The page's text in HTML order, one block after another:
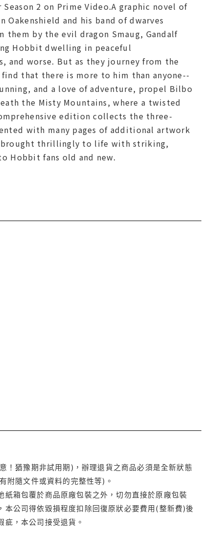
2 on Prime Video.A graphic novel of
and his band of dwarves
by the evil dragon Smaug, Gandalf
Hobbit dwelling in peaceful
and worse. But as they journey from the
that there is more to him than anyone--
and a love of adventure, propel Bilbo
the Misty Mountains, where a twisted
edition collects the three-
with many pages of additional artwork
brought thrillingly to life with striking,
Hobbit fans old and new.
！猶豫期非試用期)，辦理退貨之商品必須是全新狀態
附隨文件或資料的完整性等)。
箱包覆於商品原廠包裝之外，切勿直接於原廠包裝
公司得依毀損程度扣除回復原狀必要費用(整新費)後
，本公司接受退貨。